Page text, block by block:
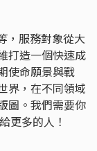
，服務對象從大
打造一個快速成
使命願景與戰
界，在不同領域
圖。我們需要你
更多的人！